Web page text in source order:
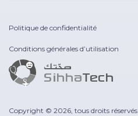
Politique de confidentialité
Conditions générales d’utilisation
Copyright © 2026, tous droits réservés